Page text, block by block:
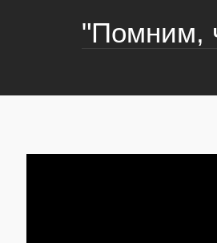
"Помним,